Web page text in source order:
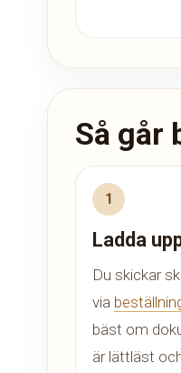
Så går
Ladda
Du skickar
via
bäst om
är lättläst